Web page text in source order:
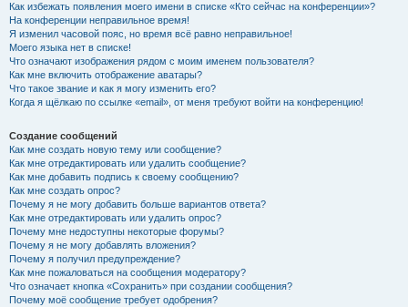
Как избежать появления моего имени в списке «Кто сейчас на конференции»?
На конференции неправильное время!
Я изменил часовой пояс, но время всё равно неправильное!
Моего языка нет в списке!
Что означают изображения рядом с моим именем пользователя?
Как мне включить отображение аватары?
Что такое звание и как я могу изменить его?
Когда я щёлкаю по ссылке «email», от меня требуют войти на конференцию!
Создание сообщений
Как мне создать новую тему или сообщение?
Как мне отредактировать или удалить сообщение?
Как мне добавить подпись к своему сообщению?
Как мне создать опрос?
Почему я не могу добавить больше вариантов ответа?
Как мне отредактировать или удалить опрос?
Почему мне недоступны некоторые форумы?
Почему я не могу добавлять вложения?
Почему я получил предупреждение?
Как мне пожаловаться на сообщения модератору?
Что означает кнопка «Сохранить» при создании сообщения?
Почему моё сообщение требует одобрения?